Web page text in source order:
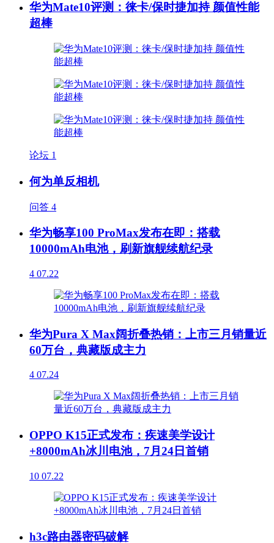
华为Mate10评测：徕卡/保时捷加持 颜值性能
超棒
论坛 1
何为单反相机
问答 4
华为畅享100 ProMax发布在即：搭载
10000mAh电池，刷新旗舰续航纪录
4 07.22
华为Pura X Max阔折叠热销：上市三月销量近
60万台，典藏版成主力
4 07.24
OPPO K15正式发布：疾速美学设计
+8000mAh冰川电池，7月24日首销
10 07.22
h3c路由器密码破解